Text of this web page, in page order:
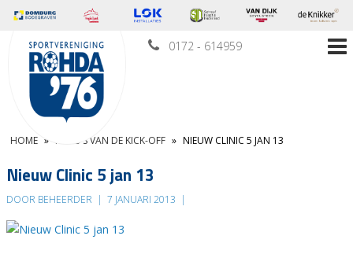
0172 - 614959
HOME » FOTO’S VAN DE KICK-OFF » NIEUW CLINIC 5 JAN 13
Nieuw Clinic 5 jan 13
DOOR BEHEERDER | 7 JANUARI 2013 |